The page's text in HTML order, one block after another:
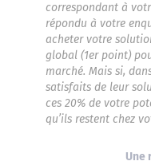
correspondant à
répondu à votre
acheter votre
global (1er point)
marché. Mais si,
satisfaits de leur
ces 20% de votre
qu’ils restent chez
Une